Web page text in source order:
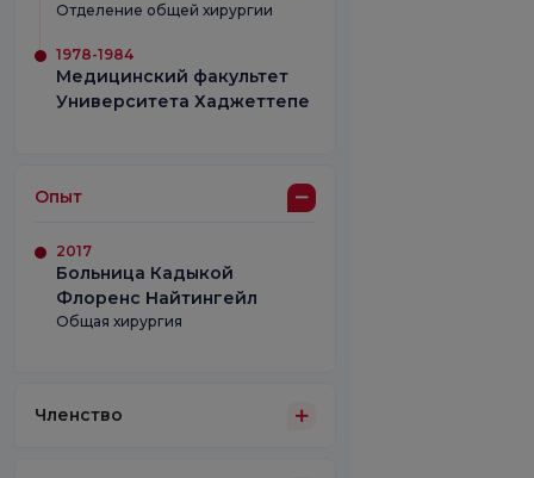
Отделение общей хирургии
1978-1984
Медицинский факультет
Университета Хаджеттепе
Опыт
2017
Больница Кадыкой
Флоренс Найтингейл
Общая хирургия
Членство